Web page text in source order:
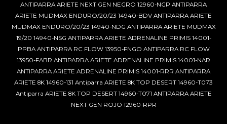
ANTIPARRA ARIETE NEXT GEN NEGRO 12960-NGP ANTIPARRA
ARIETE MUDMAX ENDURO/20/23 14940-BDV ANTIPARRA ARIETE
MUDMAX ENDURO/20/23 14940-NDG ANTIPARRA ARIETE MUDMAX
19/20 14940-NSG ANTIPARRA ARIETE ADRENALINE PRIMIS 14001-
PPBA ANTIPARRA RC FLOW 13950-FNGO ANTIPARRA RC FLOW
13950-FABR ANTIPARRA ARIETE ADRENALINE PRIMIS 14001-NAR
ANTIPARRA ARIETE ADRENALINE PRIMIS 14001-RRR ANTIPARRA
ARIETE 8K 14960-131 Antiparra ARIETE 8K TOP DESERT 14960-T073
Antiparra ARIETE 8K TOP DESERT 14960-T071 ANTIPARRA ARIETE
NEXT GEN ROJO 12960-RPR